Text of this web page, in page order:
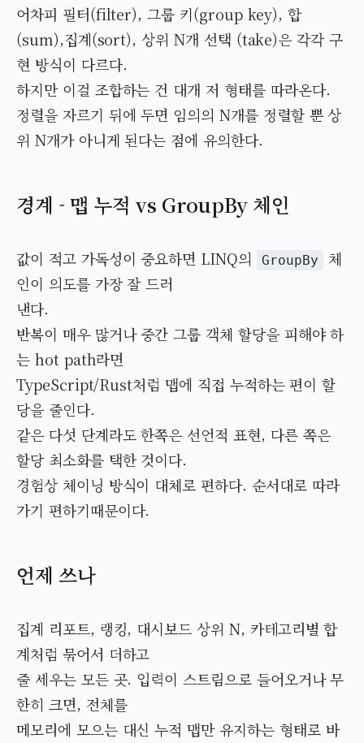
어차피 필터(filter), 그룹 키(group key), 합
(sum),집계(sort), 상위 N개 선택 (take)은 각각 구
현 방식이 다르다.
하지만 이걸 조합하는 건 대개 저 형태를 따라온다.
정렬을 자르기 뒤에 두면 임의의 N개를 정렬할 뿐 상
위 N개가 아니게 된다는 점에 유의한다.
경계 - 맵 누적 vs GroupBy 체인
값이 적고 가독성이 중요하면 LINQ의 GroupBy
체
인이 의도를 가장 잘 드러
낸다.
반복이 매우 많거나 중간 그룹 객체 할당을 피해야 하
는 hot path라면
TypeScript/Rust처럼 맵에 직접 누적하는 편이 할
당을 줄인다.
같은 다섯 단계라도 한쪽은 선언적 표현, 다른 쪽은
할당 최소화를 택한 것이다.
경험상 체이닝 방식이 대체로 편하다. 순서대로 따라
가기 편하기때문이다.
언제 쓰나
집계 리포트, 랭킹, 대시보드 상위 N, 카테고리별 합
계처럼 묶어서 더하고
줄 세우는 모든 곳. 입력이 스트림으로 들어오거나 무
한히 크면, 전체를
메모리에 모으는 대신 누적 맵만 유지하는 형태로 바